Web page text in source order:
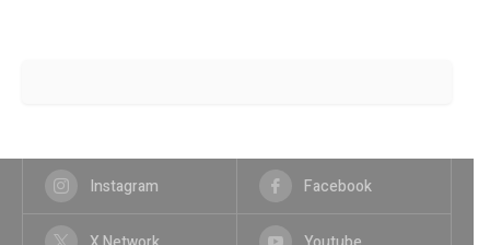
Instagram Facebook